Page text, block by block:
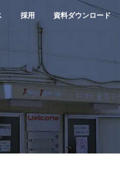
採用 資料ダウンロード